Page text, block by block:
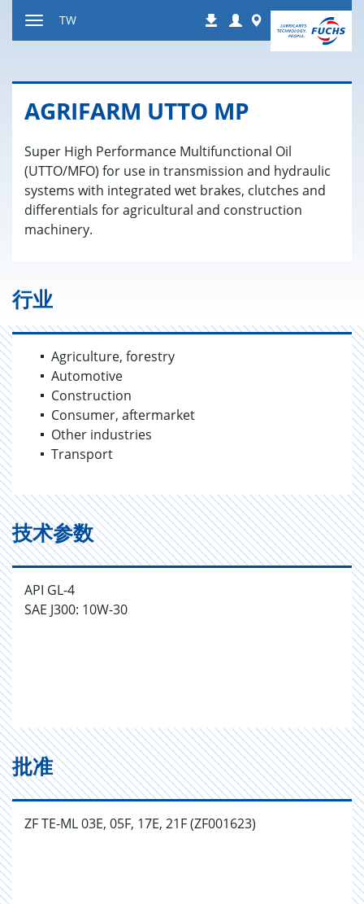
藏
航
下
载
Login Worldwide
TW
AGRIFARM UTTO MP
Super High Performance Multifunctional Oil
(UTTO/MFO) for use in transmission and hydraulic
systems with integrated wet brakes, clutches and
differentials for agricultural and construction
machinery.
行业
Agriculture, forestry
Automotive
Construction
Consumer, aftermarket
Other industries
Transport
技术参数
API GL-4
SAE J300: 10W-30
批准
ZF TE-ML 03E, 05F, 17E, 21F (ZF001623)